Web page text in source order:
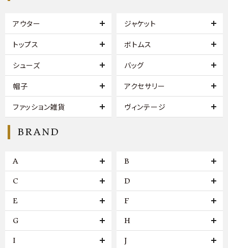
アウター ジャケット
トップス ボトムス
シューズ バッグ
帽子 アクセサリー
ファッション雑貨 ヴィンテージ
BRAND
A B
C D
E F
G H
I J